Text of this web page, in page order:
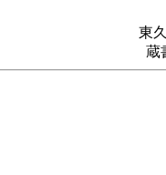
東
蔵